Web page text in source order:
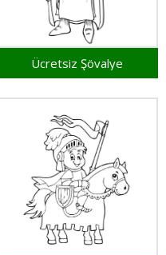
Ücretsiz Şövalye